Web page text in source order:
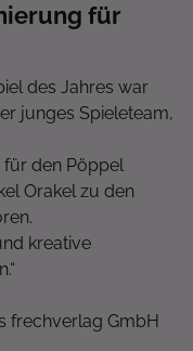
für
des Jahres war
junges Spieleteam,
für den Pöppel
Orakel zu den
kreative
frechverlag GmbH